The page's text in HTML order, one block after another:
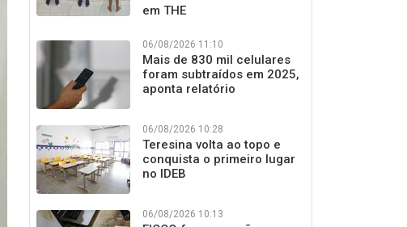
em THE
06/08/2026 11:10
Mais de 830 mil celulares
foram subtraídos em 2025,
aponta relatório
06/08/2026 10:28
Teresina volta ao topo e
conquista o primeiro lugar
no IDEB
06/08/2026 10:13